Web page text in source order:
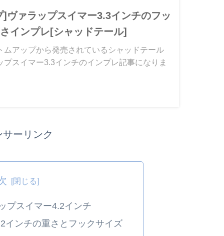
ヴァラップスイマー3.3インチのフッ
インプレ[シャッドテール]
ムアップから発売されているシャッドテール
プスイマー3.3インチのインプレ記事になりま
サーリンク
プスイマー4.2インチ
インチの重さとフックサイズ